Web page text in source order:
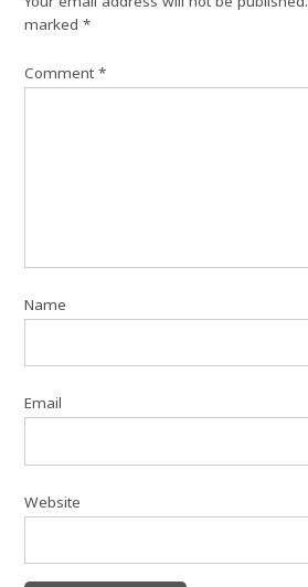
marked*
Comment*
Name
Email
Website